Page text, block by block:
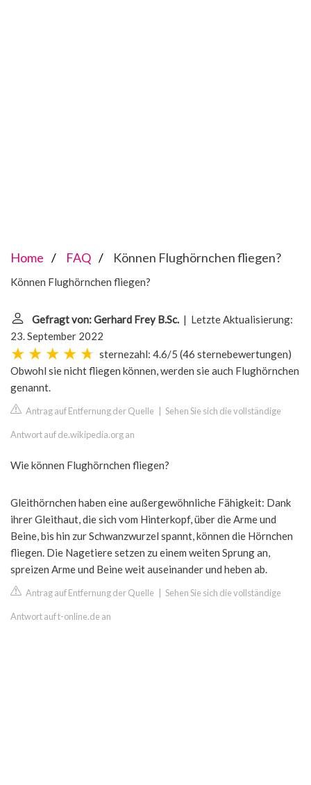
Home FAQ Können Flughörnchen fliegen?
Können Flughörnchen fliegen?
Gefragt von: Gerhard Frey B.Sc. | Letzte Aktualisierung:
23. September 2022
sternezahl: 4.6/5 (46 sternebewertungen)
Obwohl sie nicht fliegen können, werden sie auch Flughörnchen
genannt.
Antrag auf Entfernung der Quelle Sehen Sie sich die vollständige
Antwort auf de.wikipedia.org an
Wie können Flughörnchen fliegen?
Gleithörnchen haben eine außergewöhnliche Fähigkeit: Dank
ihrer Gleithaut, die sich vom Hinterkopf, über die Arme und
Beine, bis hin zur Schwanzwurzel spannt, können die Hörnchen
fliegen. Die Nagetiere setzen zu einem weiten Sprung an,
spreizen Arme und Beine weit auseinander und heben ab.
Antrag auf Entfernung der Quelle Sehen Sie sich die vollständige
Antwort auf t-online.de an